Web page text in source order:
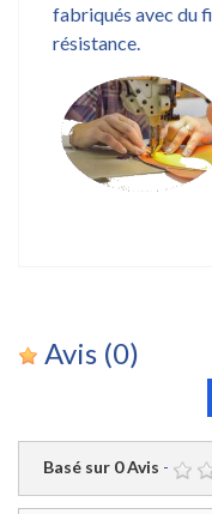
fabriqués avec du
résistance.
Avis (0)
Basé sur 0Avis -